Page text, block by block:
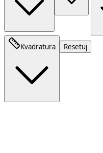
Kvadratura Resetuj